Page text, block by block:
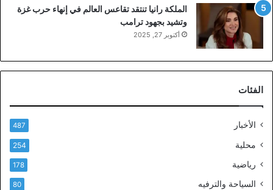
الملكة رانيا تنتقد تقاعس العالم في إنهاء حرب غزة
وتشيد بجهود ترامب
أكتوبر 27, 2025
الفئات
الأخبار 487
محلية 254
رياضية 178
السياحة والترفيه 80